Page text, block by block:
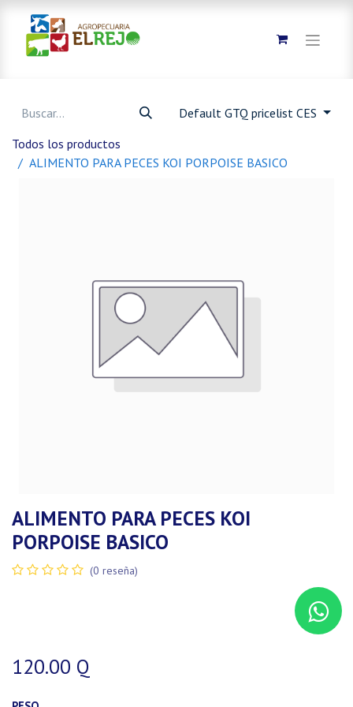
Default GTQ pricelist CES
Todos los productos
ALIMENTO PARA PECES KOI PORPOISE BASICO
ALIMENTO PARA PECES KOI
PORPOISE BASICO
(0 reseña)
120.00 Q